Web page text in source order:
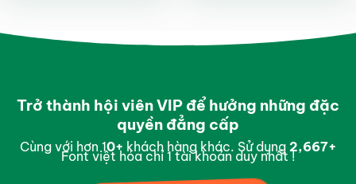
Trở thành hội viên VIP để hưởng những đặc
quyền đẳng cấp
Cùng với hơn 10+ khách hàng khác. Sử dụng 2,977+
Font việt hóa chỉ 1 tài khoản duy nhất !